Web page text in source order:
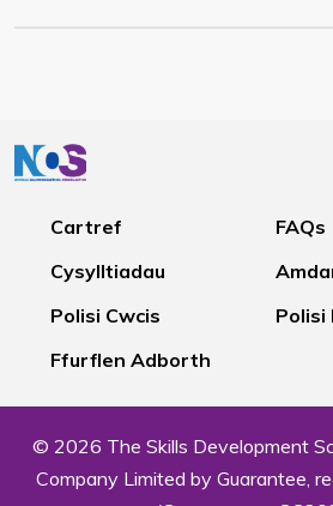
Cartref
FAQs
Cysylltiadau
Polisi Cwcis
Ffurflen Adborth
© 2026 The Skills Development
Company Limited by Guarantee,